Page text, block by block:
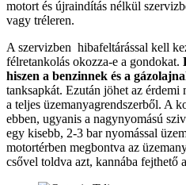
motort és újraindítás nélkül
vagy tréleren.
A szervizben hibafeltárással kell
félretankolás okozza-e a gondokat.
hiszen a benzinnek és a
tanksapkát. Ezután jöhet az
a teljes üzemanyagrendszerből. A
ebben, ugyanis a nagynyomású
egy kisebb, 2-3 bar nyomással
motortérben megbontva az
csővel toldva azt, kannába fejthető